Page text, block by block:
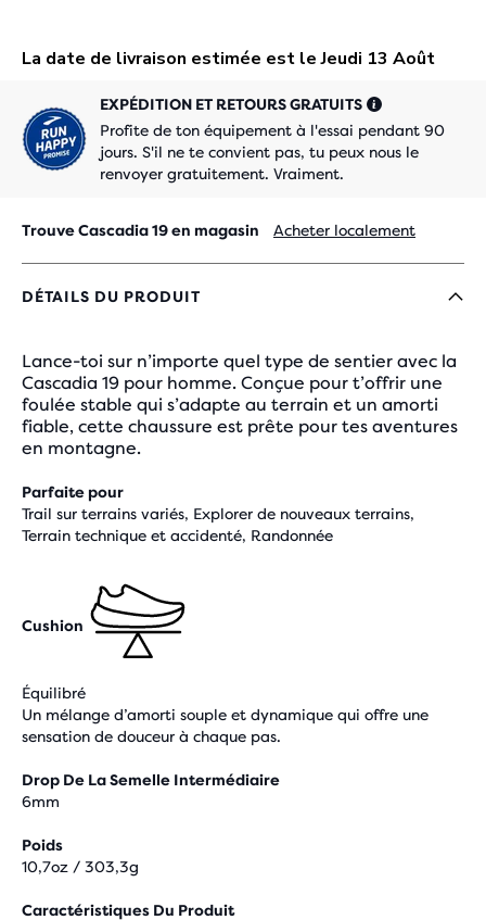
EXPÉDITION ET RETOURS GRATUITS
Profite de ton équipement à l'essai pendant 90
jours. S'il ne te convient pas, tu peux nous le
renvoyer gratuitement. Vraiment.
Trouve Cascadia 19 en magasin Acheter localement
DÉTAILS DU PRODUIT
Lance-toi sur n’importe quel type de sentier avec la
Cascadia 19 pour homme. Conçue pour t’offrir une
foulée stable qui s’adapte au terrain et un amorti
fiable, cette chaussure est prête pour tes aventures
en montagne.
Parfaite pour
Trail sur terrains variés, Explorer de nouveaux terrains,
Terrain technique et accidenté, Randonnée
Cushion
Équilibré
Un mélange d’amorti souple et dynamique qui offre une
sensation de douceur à chaque pas.
Drop De La Semelle Intermédiaire
6mm
Poids
10,7oz / 303,3g
Caractéristiques Du Produit